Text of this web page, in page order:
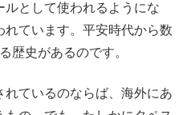
として使われるようにな
れています。平安時代から数
歴史があるのです。
れているのならば、海外にあ